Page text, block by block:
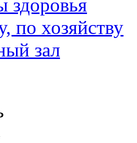
здоровья
по хозяйству
зал